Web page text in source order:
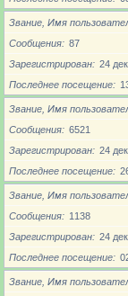
Звание, Имя
Сообщения
87
Зарегистрирован
24
Последнее посещение
Звание, Имя
Сообщения
6521
Зарегистрирован
24
Последнее посещение
Звание, Имя
Сообщения
1138
Зарегистрирован
24
Последнее посещение
Звание, Имя